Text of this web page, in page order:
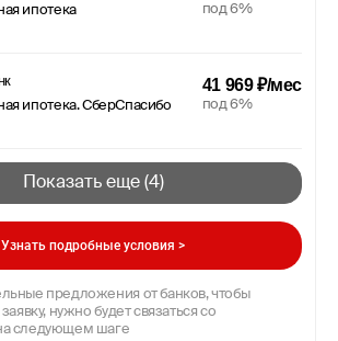
ипотека под 6%
ипотека. СберСпасибо
41 969 ₽/мес
под 6%
Показать еще (4)
Узнать подробные условия >
предложения от банков, чтобы
нужно будет связаться со
следующем шаге